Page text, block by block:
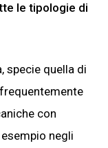
le tipologie di
specie quella di
con
negli